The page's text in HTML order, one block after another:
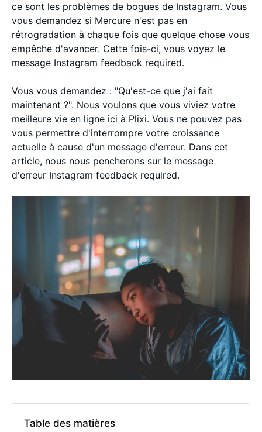
ce sont les problèmes de bogues de Instagram. Vous
vous demandez si Mercure n'est pas en
rétrogradation à chaque fois que quelque chose vous
empêche d'avancer. Cette fois-ci, vous voyez le
message Instagram feedback required.
Vous vous demandez : "Qu'est-ce que j'ai fait
maintenant ?". Nous voulons que vous viviez votre
meilleure vie en ligne ici à Plixi. Vous ne pouvez pas
vous permettre d'interrompre votre croissance
actuelle à cause d'un message d'erreur. Dans cet
article, nous nous pencherons sur le message
d'erreur Instagram feedback required.
Table des matières